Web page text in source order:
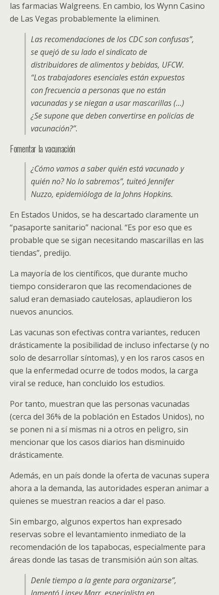
las farmacias Walgreens. En cambio, los Wynn Casino
de Las Vegas probablemente la eliminen.
Las recomendaciones de los CDC son confusas”,
se quejó de su lado el sindicato de
distribuidores de alimentos y bebidas, UFCW.
“Los trabajadores esenciales están expuestos
con frecuencia a personas que no están
vacunadas y se niegan a usar mascarillas (…)
¿Se supone que deben convertirse en policías de
vacunación?”.
Fomentar la vacunación
¿Cómo vamos a saber quién está vacunado y
quién no? No lo sabremos”, tuiteó Jennifer
Nuzzo, epidemióloga de la Johns Hopkins.
En Estados Unidos, se ha descartado claramente un
“pasaporte sanitario” nacional. “Es por eso que es
probable que se sigan necesitando mascarillas en las
tiendas”, predijo.
La mayoría de los científicos, que durante mucho
tiempo consideraron que las recomendaciones de
salud eran demasiado cautelosas, aplaudieron los
nuevos anuncios.
Las vacunas son efectivas contra variantes, reducen
drásticamente la posibilidad de incluso infectarse (y no
solo de desarrollar síntomas), y en los raros casos en
que la enfermedad ocurre de todos modos, la carga
viral se reduce, han concluido los estudios.
Por tanto, muestran que las personas vacunadas
(cerca del 36% de la población en Estados Unidos), no
se ponen ni a sí mismas ni a otros en peligro, sin
mencionar que los casos diarios han disminuido
drásticamente.
Además, en un país donde la oferta de vacunas supera
ahora a la demanda, las autoridades esperan animar a
quienes se muestran reacios a dar el paso.
Sin embargo, algunos expertos han expresado
reservas sobre el levantamiento inmediato de la
recomendación de los tapabocas, especialmente para
áreas donde las tasas de transmisión aún son altas.
Denle tiempo a la gente para organizarse”,